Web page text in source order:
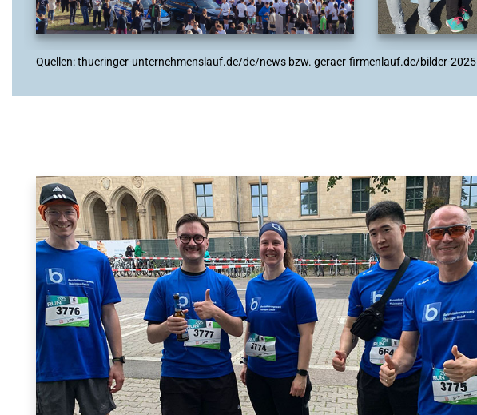
Quellen: thueringer-unternehmenslauf.de/de/news bzw. geraer-firmenlauf.de/bilder-2025